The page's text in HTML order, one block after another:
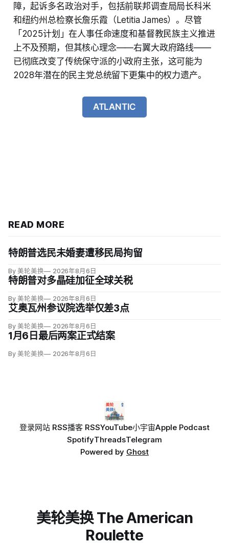
障，起诉多名政治对手，包括前联邦调查局局长科米
和纽约州总检察长詹乐霞（Letitia James）。尽管
「2025计划」在人事任命速度和基督教民族主义推进
上不及预期，但其核心理念——右翼大政府路线——
已彻底改变了传统保守派的小政府主张，这可能为
2028年潜在的民主党总统留下更集中的权力遗产。
ATLANTIC
READ MORE
特朗普选民未婚妻遭移民局拘留
By 美轮美换 2026年8月6日
特朗普对多晶硅加征全球关税
By 美轮美换 2026年8月6日
艾奥瓦州参议院选举仅差3点
By 美轮美换 2026年8月6日
1月6日最后两案正式结案
By 美轮美换 2026年8月6日
登录网站 RSS播客 RSSYouTube小宇宙Apple Podcast
SpotifyThreadsTelegram
Powered by Ghost
美轮美换 The American
Roulette